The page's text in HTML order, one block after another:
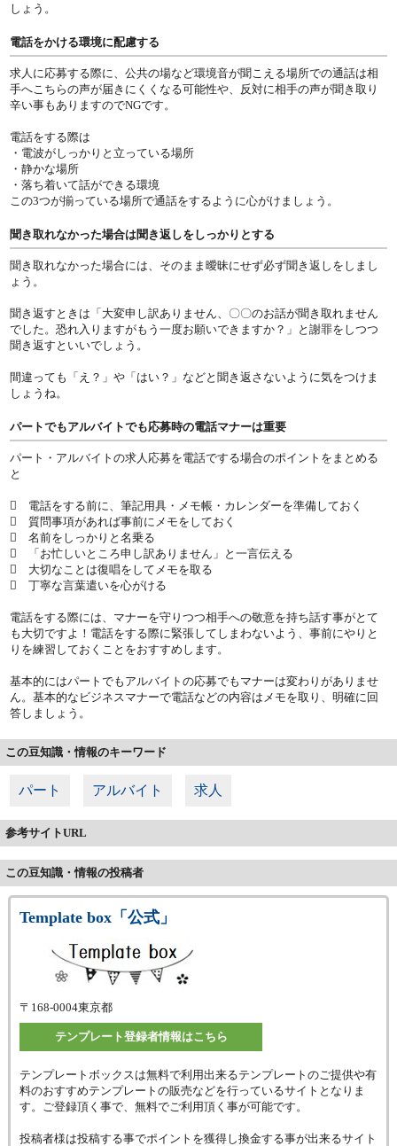
しょう。
電話をかける環境に配慮する
求人に応募する際に、公共の場など環境音が聞こえる場所での通話は相
手へこちらの声が届きにくくなる可能性や、反対に相手の声が聞き取り
辛い事もありますのでNGです。
電話をする際は
・電波がしっかりと立っている場所
・静かな場所
・落ち着いて話ができる環境
この3つが揃っている場所で通話をするように心がけましょう。
聞き取れなかった場合は聞き返しをしっかりとする
聞き取れなかった場合には、そのまま曖昧にせず必ず聞き返しをしまし
ょう。
聞き返すときは「大変申し訳ありません、〇〇のお話が聞き取れません
でした。恐れ入りますがもう一度お願いできますか？」と謝罪をしつつ
聞き返すといいでしょう。
間違っても「え？」や「はい？」などと聞き返さないように気をつけま
しょうね。
パートでもアルバイトでも応募時の電話マナーは重要
パート・アルバイトの求人応募を電話でする場合のポイントをまとめる
と
 電話をする前に、筆記用具・メモ帳・カレンダーを準備しておく
 質問事項があれば事前にメモをしておく
 名前をしっかりと名乗る
 「お忙しいところ申し訳ありません」と一言伝える
 大切なことは復唱をしてメモを取る
 丁寧な言葉遣いを心がける
電話をする際には、マナーを守りつつ相手への敬意を持ち話す事がとて
も大切ですよ！電話をする際に緊張してしまわないよう、事前にやりと
りを練習しておくことをおすすめします。
基本的にはパートでもアルバイトの応募でもマナーは変わりがありませ
ん。基本的なビジネスマナーで電話などの内容はメモを取り、明確に回
答しましょう。
この豆知識・情報のキーワード
パート アルバイト 求人
参考サイトURL
この豆知識・情報の投稿者
Template box「公式」
〒168-0004東京都
テンプレート登録者情報はこちら
テンプレートボックスは無料で利用出来るテンプレートのご提供や有
料のおすすめテンプレートの販売などを行っているサイトとなりま
す。ご登録頂く事で、無料でご利用頂く事が可能です。
投稿者様は投稿する事でポイントを獲得し換金する事が出来るサイト